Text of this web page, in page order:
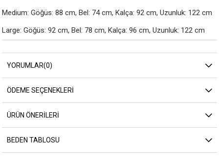
Medium: Göğüs: 88 cm, Bel: 74 cm, Kalça: 92 cm, Uzunluk: 122 cm
Large: Göğüs: 92 cm, Bel: 78 cm, Kalça: 96 cm, Uzunluk: 122 cm
YORUMLAR(0)
ÖDEME SEÇENEKLERI
ÜRÜN ÖNERILERI
BEDEN TABLOSU